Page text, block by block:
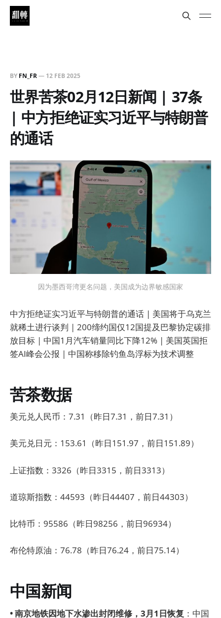
BY FN_FR— 12 FEB 2025
世界苦茶02月12日新闻 | 37条
| 中方拒绝证实习近平与特朗普
的通话
因为墨西哥湾更名问题，美国成为边界敏感国家
中方拒绝证实习近平与特朗普的通话 | 美国将于乌克兰
就稀土进行谈判 | 200缔约国仅12国提及巴黎协定碳排
放目标 | 中国1月汽车销量同比下降12% | 美国英国拒
签AI峰会公报 | 中国称移除钓鱼岛浮标为技术调整
苦茶数据
美元兑人民币：7.31（昨日7.31，前日7.31）
美元兑日元：153.61（昨日151.97，前日151.89）
上证指数：3326（昨日3315，前日3313）
道琼斯指数：44593（昨日44407，前日44303）
比特币：95586（昨日98256，前日96934）
布伦特原油：76.78（昨日76.24，前日75.14）
中国新闻
• 南京地铁因地下水渗出封闭维修，3月1日恢复 ：中国